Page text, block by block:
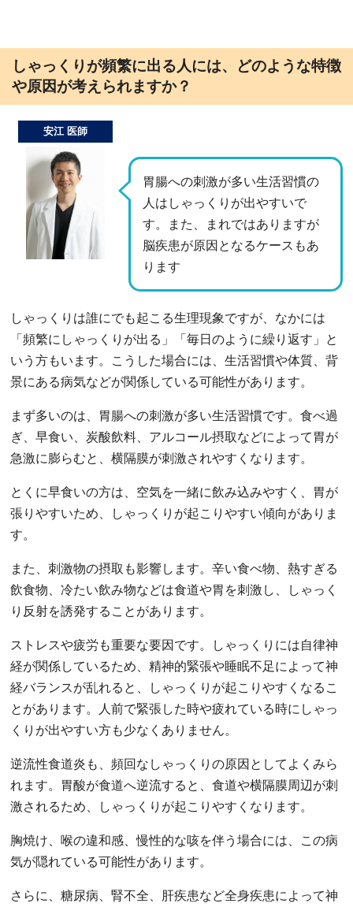
しゃっくりが頻繁に出る人には、どのような特徴
や原因が考えられますか？
胃腸への刺激が多い生活習慣の
人はしゃっくりが出やすいで
す。また、まれではありますが
脳疾患が原因となるケースもあ
ります
安江 医師
しゃっくりは誰にでも起こる生理現象ですが、なかには
「頻繁にしゃっくりが出る」「毎日のように繰り返す」と
いう方もいます。こうした場合には、生活習慣や体質、背
景にある病気などが関係している可能性があります。
まず多いのは、胃腸への刺激が多い生活習慣です。食べ過
ぎ、早食い、炭酸飲料、アルコール摂取などによって胃が
急激に膨らむと、横隔膜が刺激されやすくなります。
とくに早食いの方は、空気を一緒に飲み込みやすく、胃が
張りやすいため、しゃっくりが起こりやすい傾向がありま
す。
また、刺激物の摂取も影響します。辛い食べ物、熱すぎる
飲食物、冷たい飲み物などは食道や胃を刺激し、しゃっく
り反射を誘発することがあります。
ストレスや疲労も重要な要因です。しゃっくりには自律神
経が関係しているため、精神的緊張や睡眠不足によって神
経バランスが乱れると、しゃっくりが起こりやすくなるこ
とがあります。人前で緊張した時や疲れている時にしゃっ
くりが出やすい方も少なくありません。
逆流性食道炎も、頻回なしゃっくりの原因としてよくみら
れます。胃酸が食道へ逆流すると、食道や横隔膜周辺が刺
激されるため、しゃっくりが起こりやすくなります。
胸焼け、喉の違和感、慢性的な咳を伴う場合には、この病
気が隠れている可能性があります。
さらに、糖尿病、腎不全、肝疾患など全身疾患によって神